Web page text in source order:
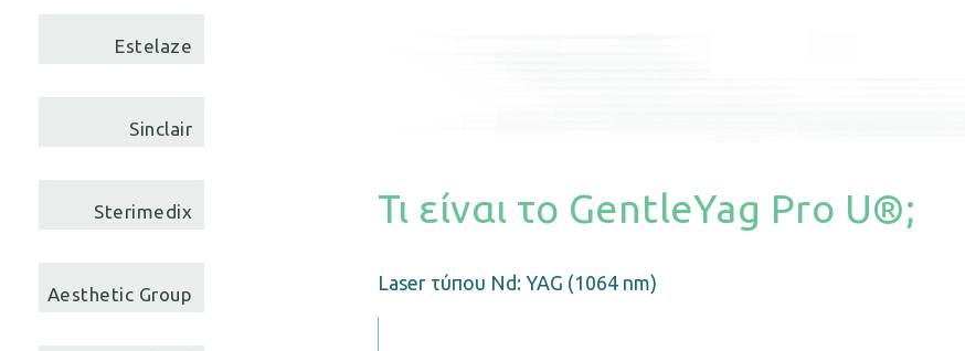
Estelaze
Sinclair
Sterimedix
Aesthetic Group
Τι είναι το GentleYag Pro U®;
Laser τύπου Nd: YAG (1064 nm)